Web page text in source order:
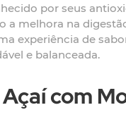
por seus
melhora na
experiência de
e balanceada.
com